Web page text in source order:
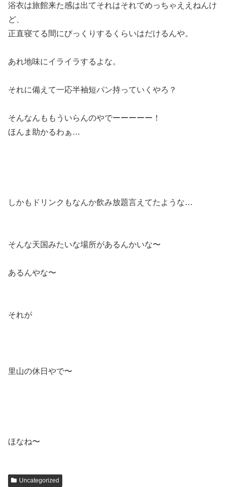
浴衣は旅館来た感は出てそれはそれでめっちゃええねんけ
ど、
正直寝てる間にびっくりするくらいはだけるんや。
あれ地味にイライラするよな。
それに備えて一応半袖短パン持っていくやろ？
そんなんももういらんのやでーーーーー！
ほんま助かるわぁ…
しかもドリンクもなんか飲み放題言えてたような…
そんな天国みたいな場所があるんかいな〜
あるんやな〜
それが
里山の休日やで〜
ほなね〜
Uncategorized